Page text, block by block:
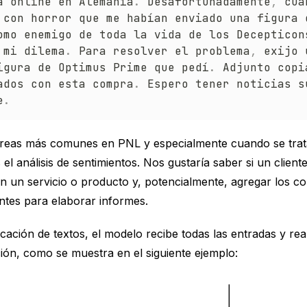
horror que me habían enviado una figura
enemigo de toda la vida de los
dilema. Para resolver el problema,
exijo
de Optimus Prime que pedí.
Adjunto
con esta compra.
Espero tener noticias
.
más comunes en PNL y especialmente cuando se
el análisis de sentimientos. Nos gustaría saber si un
un servicio o producto y, potencialmente, agregar los
para elaborar informes.
de textos, el modelo recibe todas las entradas y
como se muestra en el siguiente ejemplo: